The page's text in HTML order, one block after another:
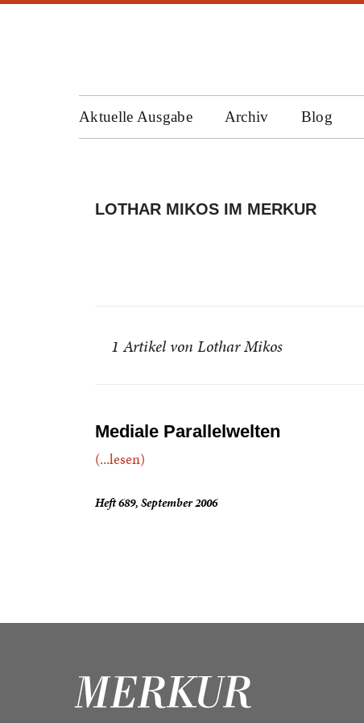
Aktuelle Ausgabe Archiv Blog
LOTHAR MIKOS IM MERKUR
1 Artikel von Lothar Mikos
Mediale Parallelwelten
(...lesen)
Heft 689, September 2006